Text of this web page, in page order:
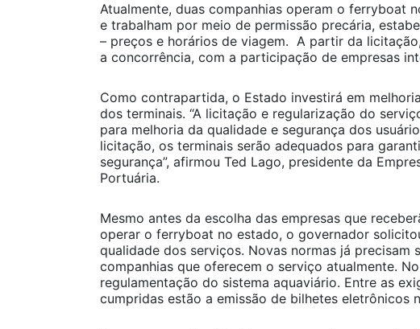
Atualmente, duas companhias operam o ferryboat
e trabalham por meio de permissão precária,
– preços e horários de viagem. A partir da
a concorrência, com a participação de empresas
Como contrapartida, o Estado investirá em
dos terminais. “A licitação e regularização do
para melhoria da qualidade e segurança dos
licitação, os terminais serão adequados para
segurança”, afirmou Ted Lago, presidente da
Portuária.
Mesmo antes da escolha das empresas que
operar o ferryboat no estado, o governador
qualidade dos serviços. Novas normas já precisam
companhias que oferecem o serviço atualmente.
regulamentação do sistema aquaviário. Entre as
cumpridas estão a emissão de bilhetes eletrônicos